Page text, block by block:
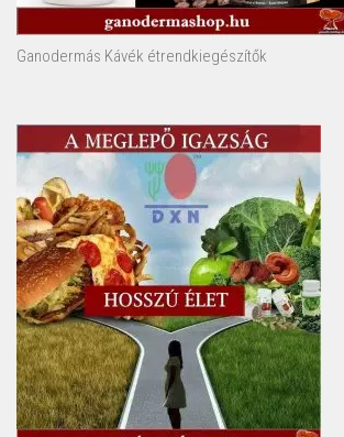
Ganodermás Kávék étrendkiegészítők